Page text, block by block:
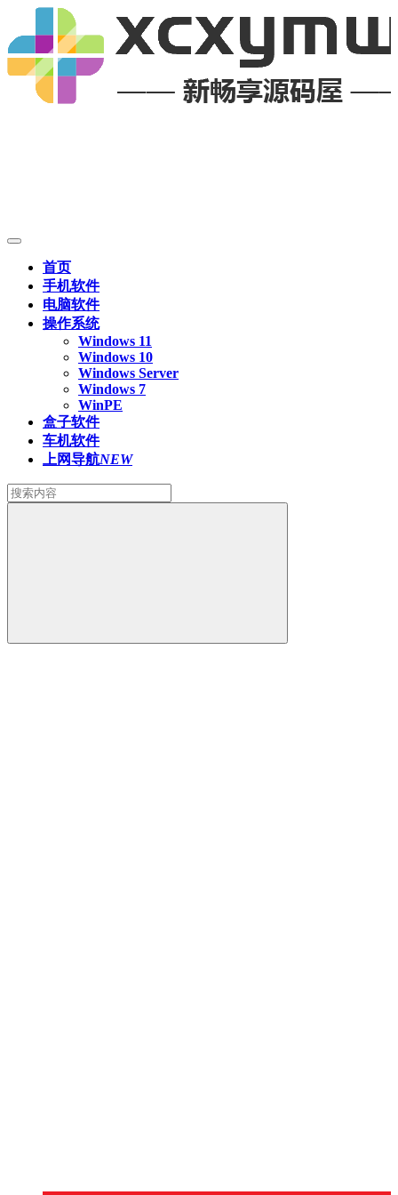
首页
手机软件
电脑软件
操作系统
Windows 11
Windows 10
Windows Server
Windows 7
WinPE
盒子软件
车机软件
上网导航NEW